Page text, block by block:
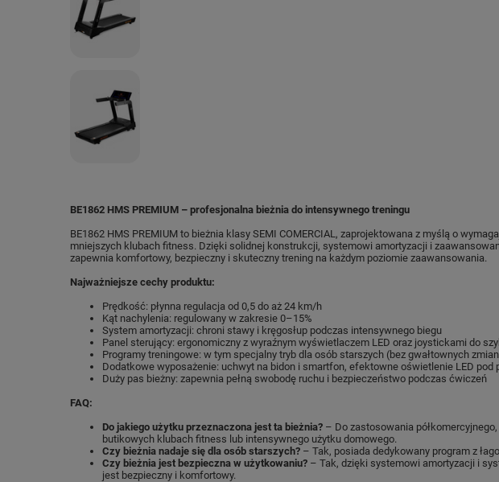
BE1862 HMS PREMIUM – profesjonalna bieżnia do intensywnego treningu
BE1862 HMS PREMIUM to bieżnia klasy SEMI COMERCIAL, zaprojektowana z myślą o
mniejszych klubach fitness. Dzięki solidnej konstrukcji, systemowi amortyzacji i
zapewnia komfortowy, bezpieczny i skuteczny trening na każdym poziomie zaawansowania.
Najważniejsze cechy produktu:
Prędkość: płynna regulacja od 0,5 do aż 24 km/h
Kąt nachylenia: regulowany w zakresie 0–15%
System amortyzacji: chroni stawy i kręgosłup podczas intensywnego biegu
Panel sterujący: ergonomiczny z wyraźnym wyświetlaczem LED oraz joystickami do
Programy treningowe: w tym specjalny tryb dla osób starszych (bez gwałtownych
Dodatkowe wyposażenie: uchwyt na bidon i smartfon, efektowne oświetlenie LED pod
Duży pas bieżny: zapewnia pełną swobodę ruchu i bezpieczeństwo podczas ćwiczeń
FAQ:
Do jakiego użytku przeznaczona jest ta bieżnia? – Do zastosowania
butikowych klubach fitness lub intensywnego użytku domowego.
Czy bieżnia nadaje się dla osób starszych? – Tak, posiada dedykowany program z
Czy bieżnia jest bezpieczna w użytkowaniu? – Tak, dzięki systemowi amortyzacji i
jest bezpieczny i komfortowy.